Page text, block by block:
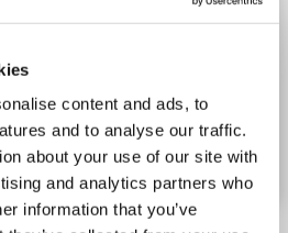
content and ads, to
and to analyse our traffic.
about your use of our site with
and analytics partners who
information that you’ve
Détails